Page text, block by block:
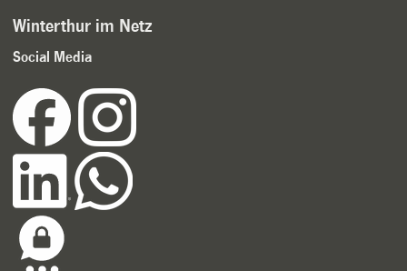
Winterthur im Netz
Social Media